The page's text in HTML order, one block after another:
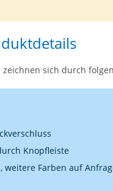
sich durch
Knopfleiste
weitere Farben auf